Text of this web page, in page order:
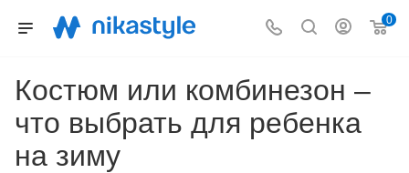
0
Костюм или комбинезон –
что выбрать для ребенка
на зиму